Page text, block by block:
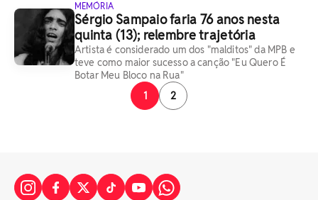
MEMÓRIA
Sérgio Sampaio faria 76 anos nesta
quinta (13); relembre trajetória
Artista é considerado um dos "malditos" da MPB e
teve como maior sucesso a canção "Eu Quero É
Botar Meu Bloco na Rua"
1
2